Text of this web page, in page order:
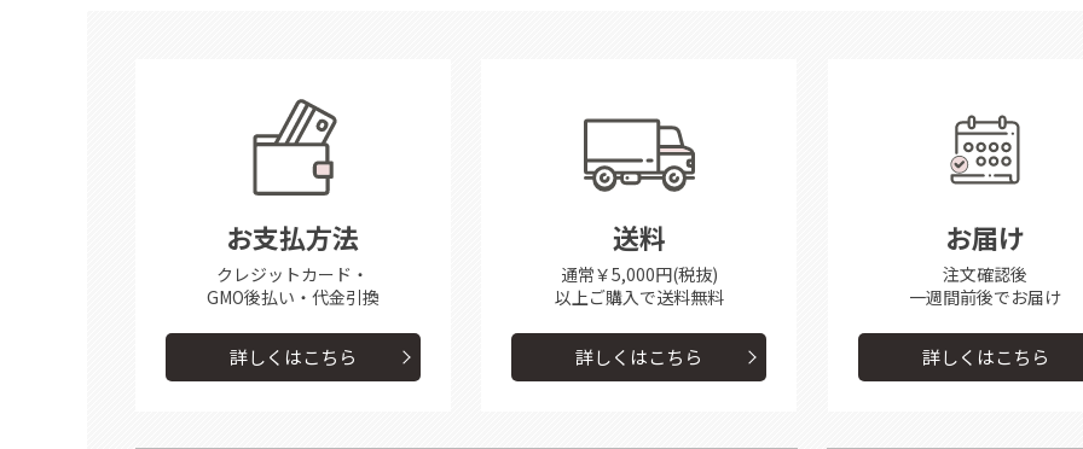
お支払方法
クレジットカード・
GMO後払い・代金引換
詳しくはこちら
送料
通常￥5,000円(税抜)
以上ご購入で送料無料
詳しくはこちら
お届け
注文確認後
一週間前後でお届け
詳しくはこちら